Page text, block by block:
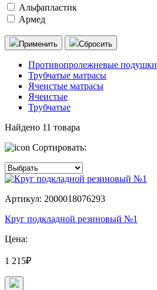
Альфапластик
Армед
Применить Сбросить
Противопролежневые подушки
Трубчатые матрасы
Ячеистые матрасы
Ячеистые
Трубчатые
Найдено 11 товара
Сортировать:
Артикул: 2000018076293
Круг подкладной резиновый №1
Цена:
1 215₽